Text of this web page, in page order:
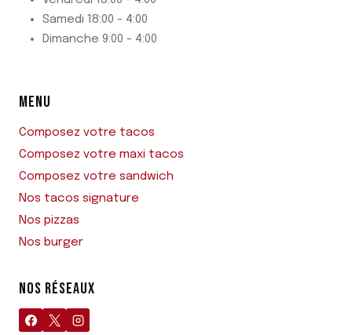
Samedi 18:00 - 4:00
Dimanche 9:00 - 4:00
MENU
Composez votre tacos
Composez votre maxi tacos
Composez votre sandwich
Nos tacos signature
Nos pizzas
Nos burger
NOS RÉSEAUX